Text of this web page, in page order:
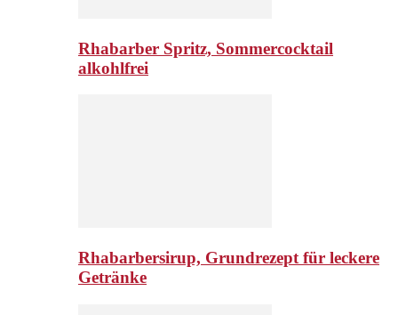
Rhabarber Spritz, Sommercocktail
alkohlfrei
Rhabarbersirup, Grundrezept für leckere
Getränke